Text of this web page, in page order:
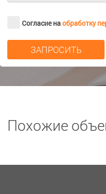
Согласие наобработку
Похожие